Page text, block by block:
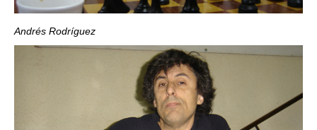
Andrés Rodríguez